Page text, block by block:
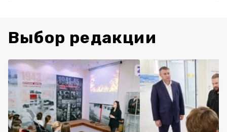
Выбор редакции